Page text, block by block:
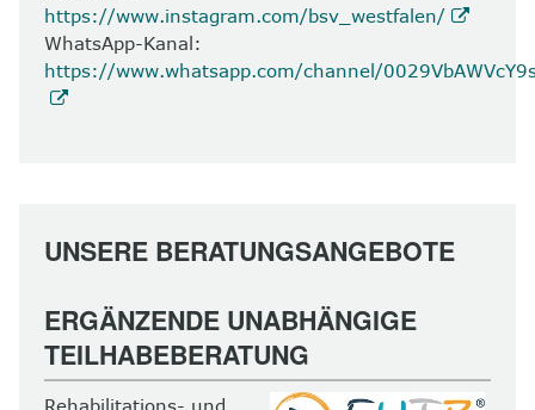
https://www.instagram.com/bsv_westfalen/
WhatsApp-Kanal:
https://www.whatsapp.com/channel/
UNSERE BERATUNGSANGEBOTE
ERGÄNZENDE UNABHÄNGIGE
TEILHABEBERATUNG
Rehabilitations- und